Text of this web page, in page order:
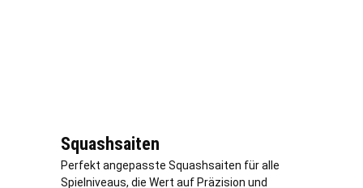
Squashsaiten
Perfekt angepasste Squashsaiten für alle
Spielniveaus, die Wert auf Präzision und